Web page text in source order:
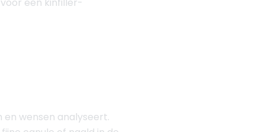
wensen analyseert.